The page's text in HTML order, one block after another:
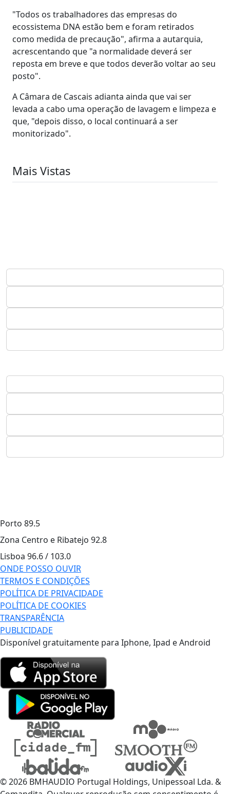
"Todos os trabalhadores das empresas do
ecossistema DNA estão bem e foram retirados
como medida de precaução", afirma a autarquia,
acrescentando que "a normalidade deverá ser
reposta em breve e que todos deverão voltar ao seu
posto".
A Câmara de Cascais adianta ainda que vai ser
levada a cabo uma operação de lavagem e limpeza e
que, "depois disso, o local continuará a ser
monitorizado".
Mais Vistas
Porto 89.5
Zona Centro e Ribatejo 92.8
Lisboa 96.6 / 103.0
ONDE POSSO OUVIR
TERMOS E CONDIÇÕES
POLÍTICA DE PRIVACIDADE
POLÍTICA DE COOKIES
TRANSPARÊNCIA
PUBLICIDADE
Disponível gratuitamente para Iphone, Ipad e Android
© 2026 BMHAUDIO Portugal Holdings, Unipessoal Lda. &